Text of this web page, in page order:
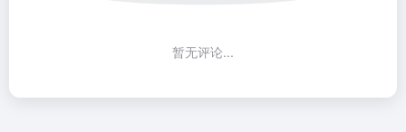
暂无评论...